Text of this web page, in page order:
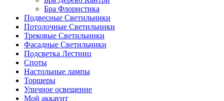
Бра Флористика
Подвесные Светильники
Потолочные Светильники
Трековые Светильники
Фасадные Светильники
Подсветка Лестниц
Споты
Настольные лампы
Торшеры
Уличное освещение
Мой аккаунт